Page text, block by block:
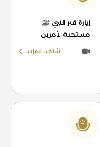
زيارة قبر النبي ﷺ
مستحبة لأمرين
شاهد المزيد